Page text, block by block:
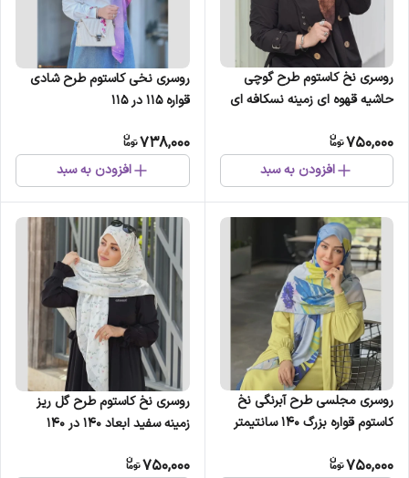
روسری نخ کاستوم طرح گوچی
حاشیه قهوه ای زمینه نسکافه ای
750,000
افزودن به سبد
روسری نخی کاستوم طرح شادی
قواره 115 در 115
738,000
افزودن به سبد
روسری مجلسی طرح آبرنگی نخ
کاستوم قواره بزرگ 140 سانتیمتر
750,000
روسری نخ کاستوم طرح گل ریز
زمینه سفید ابعاد 140 در 140
750,000